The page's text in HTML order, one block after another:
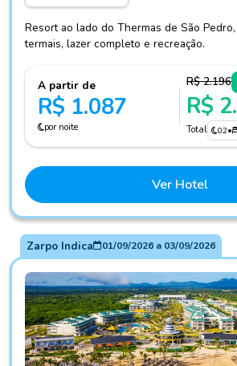
Resort ao lado do Thermas de São
termais, lazer completo e recreação.
A partir de
R$ 1.087
por noite
R$ 2.196
R$
Total 02•
Ver Hotel
Zarpo Indica 01/09/2026a 03/09/2026